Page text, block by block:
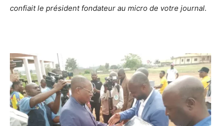
confiait le président fondateur au micro de votre journal.